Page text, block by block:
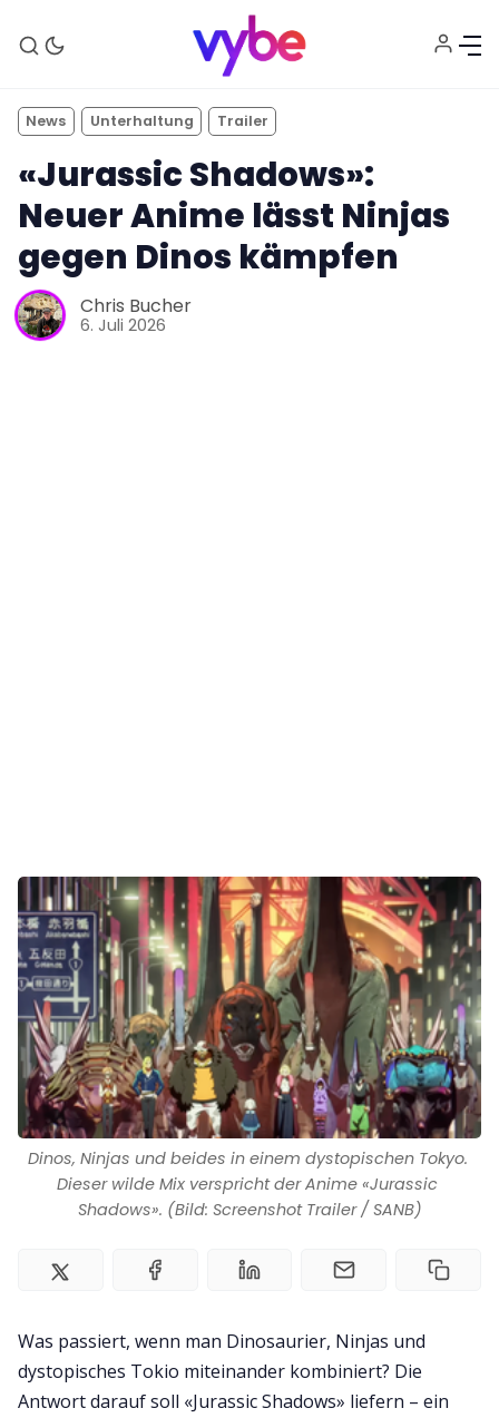
Zusammenarbeit
Kontakt
Impressum
Dinos, Ninjas und beides in einem dystopischen Tokyo.
Dieser wilde Mix verspricht der Anime «Jurassic
Shadows». (Bild: Screenshot Trailer / SANB)
News Unterhaltung Trailer
«Jurassic Shadows»:
Neuer Anime lässt Ninjas
gegen Dinos kämpfen
Chris Bucher
6. Juli 2026
Was passiert, wenn man Dinosaurier, Ninjas und
dystopisches Tokio miteinander kombiniert? Die
Antwort darauf soll «Jurassic Shadows» liefern – ein